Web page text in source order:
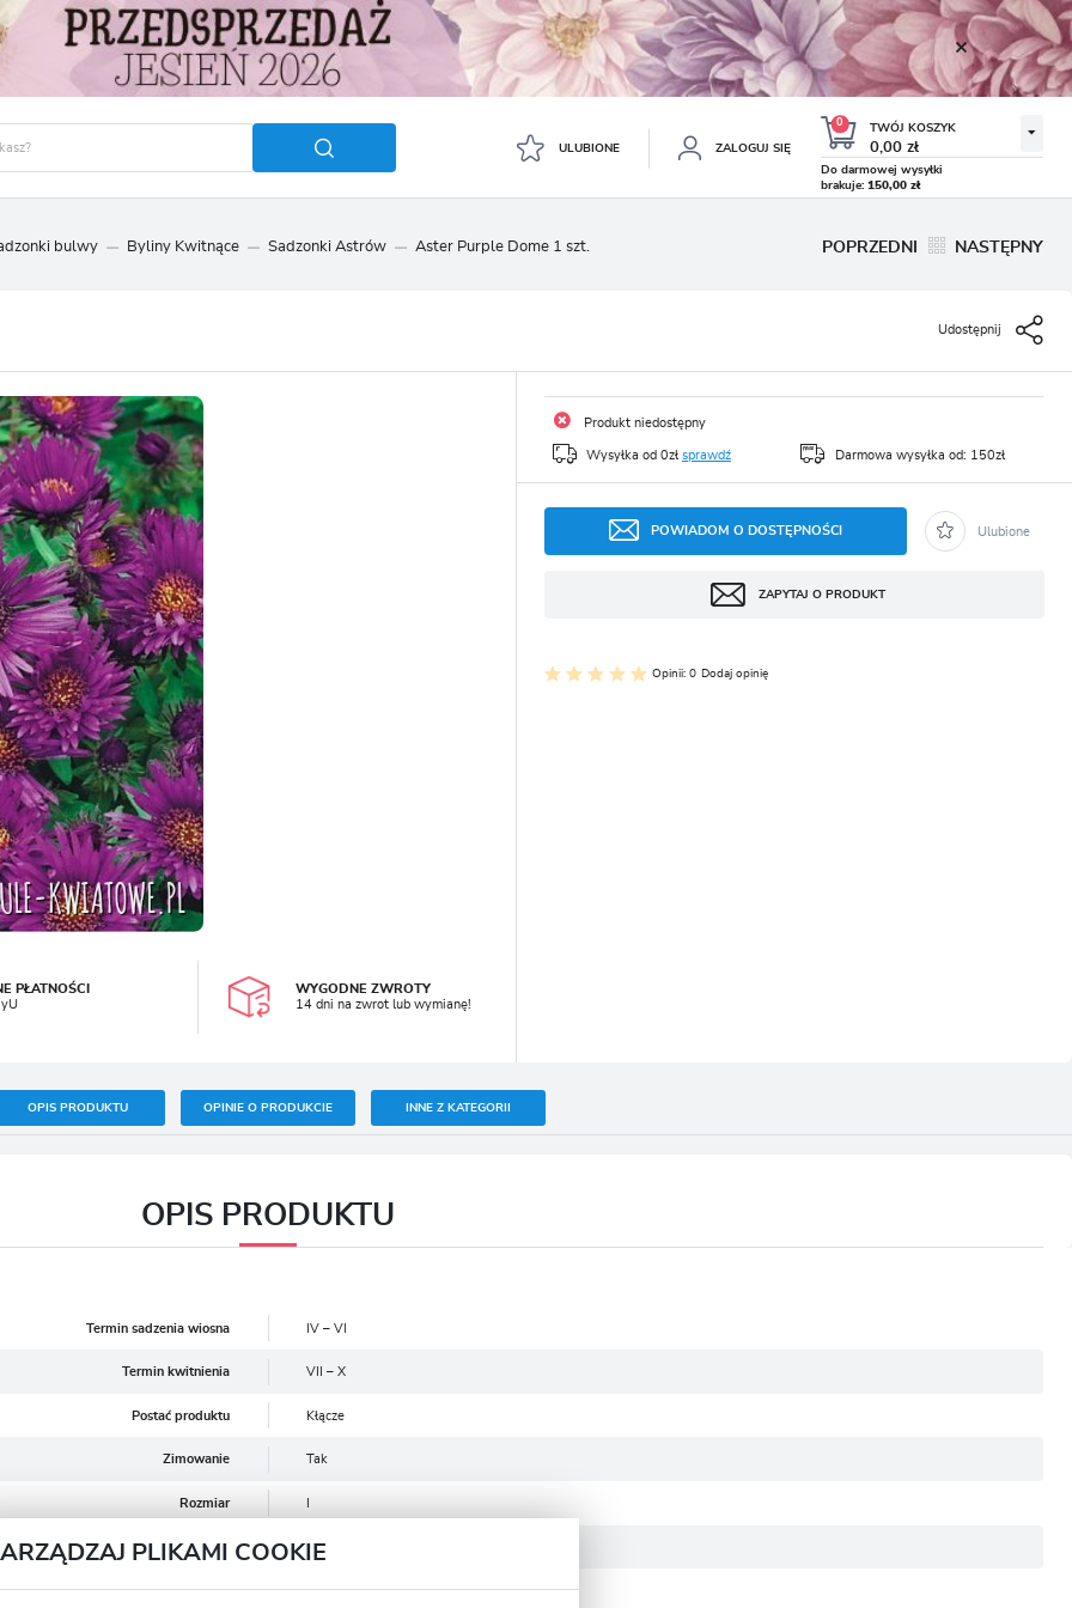
ULUBIONE ZALOGUJ SIĘ
Zapomniałem hasła
SIĘ
podgląd statusu realizacji zamówień
brak konieczności wprowadzania swoich danych przy kolejnych zakupach
możliwość otrzymania rabatów i kuponów promocyjnych
REJESTRACJA
0 TWÓJ KOSZYK
0,00 zł
8.99 zł 19.43 zł
KROKUS WIOSENNY MIX 50
19.99 zł 43.32 zł
Do darmowej wysyłki
brakuje: 150,00 zł
bulwy Byliny Kwitnące Sadzonki Astrów Aster Purple Dome 1 szt. POPRZEDNI NASTĘPNY
Udostępnij
PŁATNOŚCI
WYGODNE ZWROTY
14 dni na zwrot lub wymianę!
Produkt niedostępny
Wysyłka od 0zł sprawdź Darmowa wysyłka od: 150zł
POWIADOM O DOSTĘPNOŚCI Ulubione
ZAPYTAJ O PRODUKT
Opinii: 0 Dodaj opinię
OPIS PRODUKTU OPINIE O PRODUKCIE INNE Z KATEGORII
OPIS PRODUKTU
Termin sadzenia wiosna IV – VI
Termin kwitnienia VII – X
Postać produktu Kłącze
Zimowanie Tak
Rozmiar
Głębokość sadzenia (cm) 8-10
Stanowisko Słoneczne/Półcień
PLIKAMI COOKIE